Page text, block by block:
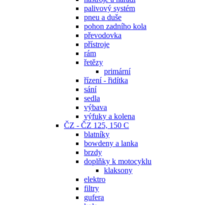
palivový systém
pneu a duše
pohon zadního kola
převodovka
přístroje
rám
řetězy
primární
řízení - řidítka
sání
sedla
výbava
výfuky a kolena
ČZ - ČZ 125, 150 C
blatníky
bowdeny a lanka
brzdy
doplňky k motocyklu
klaksony
elektro
filtry
gufera